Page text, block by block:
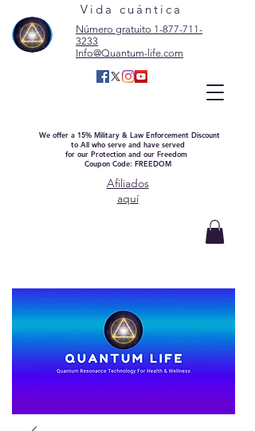
Vida cuántica
Número gratuito 1-877-711-
3233
Info@Quantum-life.com
We offer a 15% Military & Law Enforcement Discount
to All who serve and have served
for our Protection and our Freedom
Coupon Code: FREEDOM
Afiliados
aquí